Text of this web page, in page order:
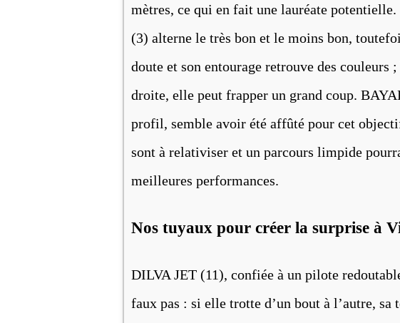
mètres, ce qui en fait une lauréate
(3) alterne le très bon et le moins bon,
doute et son entourage retrouve des couleurs
droite, elle peut frapper un grand coup.
profil, semble avoir été affûté pour cet
sont à relativiser et un parcours limpide
meilleures performances.
Nos tuyaux pour créer la surprise à
DILVA JET (11), confiée à un pilote
faux pas : si elle trotte d’un bout à l’autre, sa